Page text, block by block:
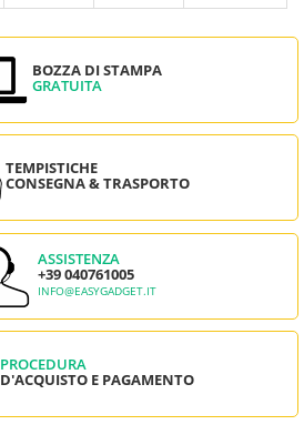
BOZZA DI STAMPA
GRATUITA
TEMPISTICHE
CONSEGNA & TRASPORTO
ASSISTENZA
+39 040761005
INFO@EASYGADGET.IT
PROCEDURA
D'ACQUISTO E PAGAMENTO